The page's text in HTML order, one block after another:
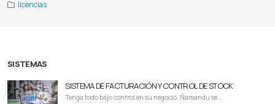
licencias
SISTEMAS
SISTEMA DE FACTURACIÓN Y CONTROL DE STOCK
Tenga todo bajo control en su negocio. Ñamandu se...